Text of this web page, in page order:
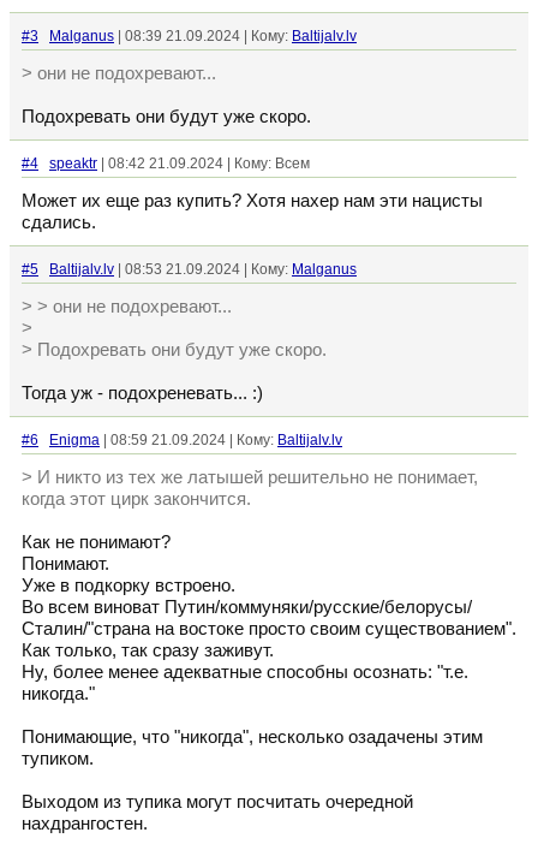
#3 Malganus | 08:39 21.09.2024 | Кому: Baltijalv.lv
> они не подохревают...
Подохревать они будут уже скоро.
#4 speaktr | 08:42 21.09.2024 | Кому: Всем
Может их еще раз купить? Хотя нахер нам эти нацисты
сдались.
#5 Baltijalv.lv | 08:53 21.09.2024 | Кому: Malganus
> > они не подохревают...
>
> Подохревать они будут уже скоро.
Тогда уж - подохреневать... :)
#6 Enigma | 08:59 21.09.2024 | Кому: Baltijalv.lv
> И никто из тех же латышей решительно не понимает,
когда этот цирк закончится.
Как не понимают?
Понимают.
Уже в подкорку встроено.
Во всем виноват Путин/коммуняки/русские/белорусы/
Сталин/"страна на востоке просто своим существованием".
Как только, так сразу заживут.
Ну, более менее адекватные способны осознать: "т.е.
никогда."
Понимающие, что "никогда", несколько озадачены этим
тупиком.
Выходом из тупика могут посчитать очередной
нахдрангостен.